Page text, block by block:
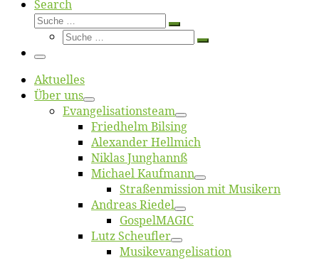
Search
Suche
Suche
Suche
Suche
Menü
Ak­tu­el­les
Über uns
Evangelisa­tions­team
Fried­helm Bilsing
Alex­an­der Hellmich
Ni­klas Junghannß
Mi­cha­el Kaufmann
Straßenmis­sion mit Musikern
An­dre­as Riedel
Gos­pel­MA­GIC
Lutz Scheuf­ler
Musikevan­ge­li­sa­tion